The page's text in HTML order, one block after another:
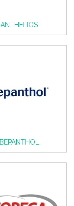
ANTHELIOS
BEPANTHOL